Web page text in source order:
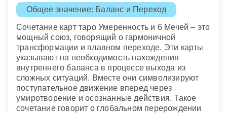
Общее значение: Баланс и Переход
Сочетание карт таро Умеренность и 6 Мечей – это
мощный союз, говорящий о гармоничной
трансформации и плавном переходе. Эти карты
указывают на необходимость нахождения
внутреннего баланса в процессе выхода из
сложных ситуаций. Вместе они символизируют
поступательное движение вперед через
умиротворение и осознанные действия. Такое
сочетание говорит о глобальном перерождении